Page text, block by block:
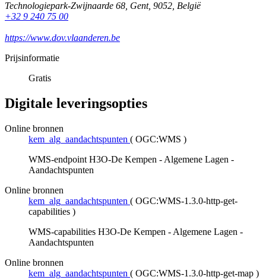
Technologiepark-Zwijnaarde 68, Gent, 9052, België
+32 9 240 75 00
https://www.dov.vlaanderen.be
Prijsinformatie
Gratis
Digitale leveringsopties
Online bronnen
kem_alg_aandachtspunten ( OGC:WMS )
WMS-endpoint H3O-De Kempen - Algemene Lagen -
Aandachtspunten
Online bronnen
kem_alg_aandachtspunten ( OGC:WMS-1.3.0-http-get-
capabilities )
WMS-capabilities H3O-De Kempen - Algemene Lagen -
Aandachtspunten
Online bronnen
kem_alg_aandachtspunten ( OGC:WMS-1.3.0-http-get-map )